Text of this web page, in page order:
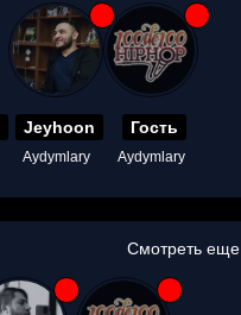
Jeyhoon
Aydymlary
Гость
Aydymlary
Смотреть еще